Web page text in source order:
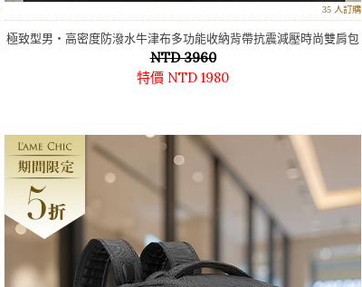
35 人訂購
極致型男‧高密度防潑水牛津布多功能收納背帶抗震減壓時尚雙肩包
15.6吋電腦包-黑
NTD 3960
特價 NTD 1980